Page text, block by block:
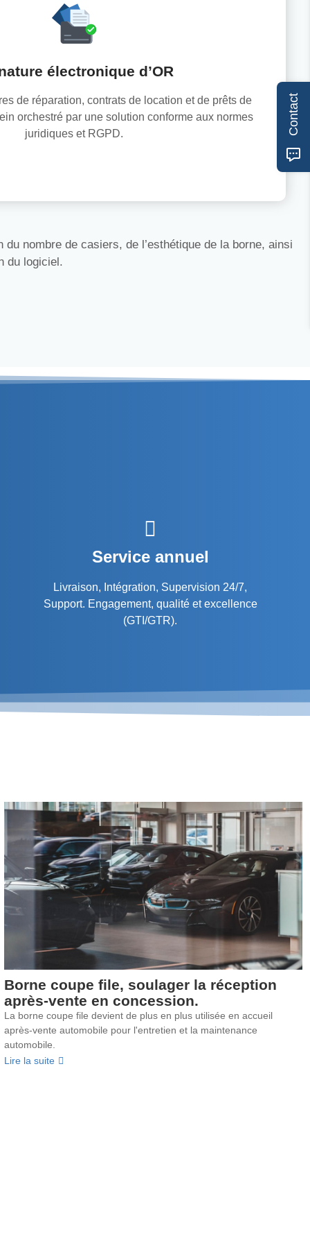
électronique d’OR
de réparation, contrats de location et de prêts de
orchestré par une solution conforme aux normes
juridiques et RGPD.
nombre de casiers, de l’esthétique de la borne, ainsi
du logiciel.
Service annuel
Livraison, Intégration, Supervision 24/7,
Support. Engagement, qualité et excellence
(GTI/GTR).
Borne coupe file, soulager la réception
après-vente en concession.
La borne coupe file devient de plus en plus utilisée en accueil
après-vente automobile pour l'entretien et la maintenance
automobile.
Lire la suite
Contact